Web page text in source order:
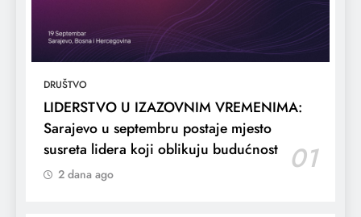
DRUŠTVO
LIDERSTVO U IZAZOVNIM VREMENIMA:
Sarajevo u septembru postaje mjesto
susreta lidera koji oblikuju budućnost
01
2 dana ago